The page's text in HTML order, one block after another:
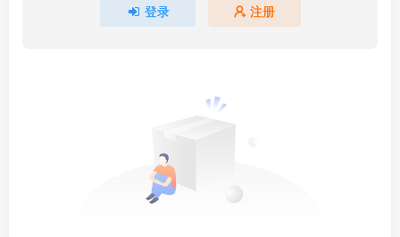
登录 注册